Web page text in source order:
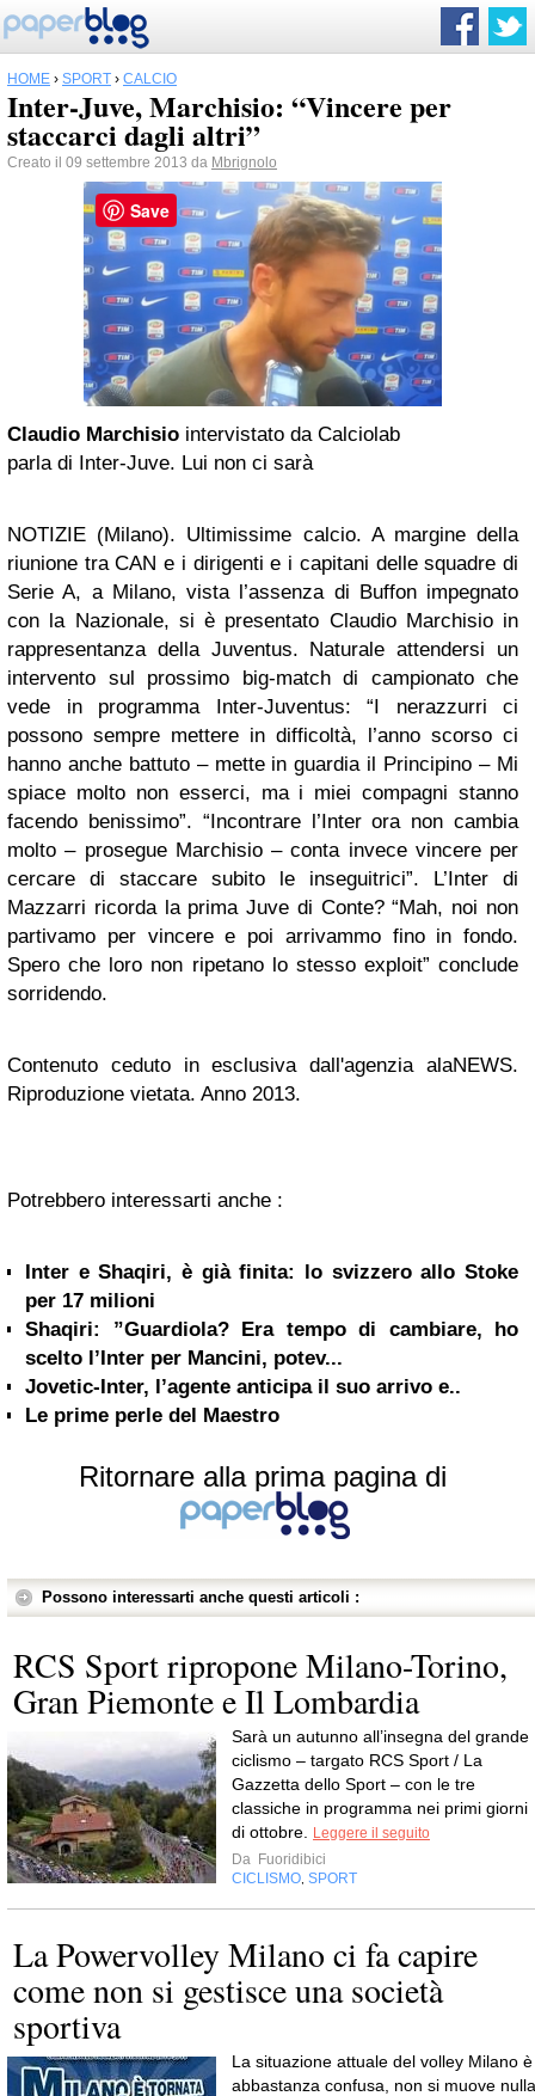
HOME › SPORT › CALCIO
Inter-Juve, Marchisio: “Vincere per
staccarci dagli altri”
Creato il 09 settembre 2013 da Mbrignolo
Claudio Marchisio intervistato da Calciolab
parla di Inter-Juve. Lui non ci sarà
NOTIZIE (Milano). Ultimissime calcio. A margine della
riunione tra CAN e i dirigenti e i capitani delle squadre di
Serie A, a Milano, vista l’assenza di Buffon impegnato
con la Nazionale, si è presentato Claudio Marchisio in
rappresentanza della Juventus. Naturale attendersi un
intervento sul prossimo big-match di campionato che
vede in programma Inter-Juventus: “I nerazzurri ci
possono sempre mettere in difficoltà, l’anno scorso ci
hanno anche battuto – mette in guardia il Principino – Mi
spiace molto non esserci, ma i miei compagni stanno
facendo benissimo”. “Incontrare l’Inter ora non cambia
molto – prosegue Marchisio – conta invece vincere per
cercare di staccare subito le inseguitrici”. L’Inter di
Mazzarri ricorda la prima Juve di Conte? “Mah, noi non
partivamo per vincere e poi arrivammo fino in fondo.
Spero che loro non ripetano lo stesso exploit” conclude
sorridendo.
Contenuto ceduto in esclusiva dall'agenzia alaNEWS.
Riproduzione vietata. Anno 2013.
Potrebbero interessarti anche :
Inter e Shaqiri, è già finita: lo svizzero allo Stoke
per 17 milioni
Shaqiri: ”Guardiola? Era tempo di cambiare, ho
scelto l’Inter per Mancini, potev...
Jovetic-Inter, l’agente anticipa il suo arrivo e..
Le prime perle del Maestro
Ritornare alla prima pagina di
Possono interessarti anche questi articoli :
RCS Sport ripropone Milano-Torino,
Gran Piemonte e Il Lombardia
Sarà un autunno all’insegna del grande
ciclismo – targato RCS Sport / La
Gazzetta dello Sport – con le tre
classiche in programma nei primi giorni
di ottobre.
Leggere il seguito
Da Fuoridibici
CICLISMO SPORT
La Powervolley Milano ci fa capire
come non si gestisce una società
sportiva
La situazione attuale del volley Milano è
abbastanza confusa, non si muove nulla
Save